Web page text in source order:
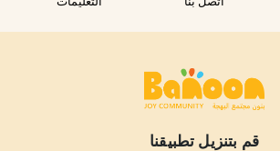
قم بتنزيل تطبيقنا